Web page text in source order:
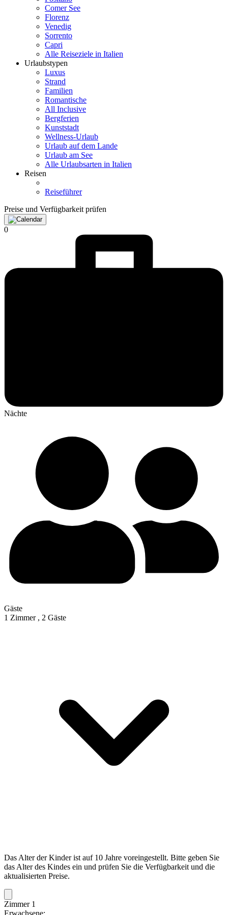
Comer See
Florenz
Venedig
Sorrento
Capri
Alle Reiseziele in Italien
Urlaubstypen
Luxus
Strand
Familien
Romantische
All Inclusive
Bergferien
Kunststadt
Wellness-Urlaub
Urlaub auf dem Lande
Urlaub am See
Alle Urlaubsarten in Italien
Reisen
Reiseführer
Preise und Verfügbarkeit prüfen
0
Nächte
Gäste
1 Zimmer , 2 Gäste
Das Alter der Kinder ist auf 10 Jahre voreingestellt. Bitte geben Sie
das Alter des Kindes ein und prüfen Sie die Verfügbarkeit und die
aktualisierten Preise.
Zimmer 1
Erwachsene: